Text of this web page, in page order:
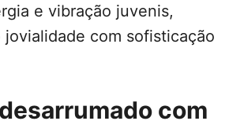
e vibração juvenis,
jovialidade com sofisticação
com